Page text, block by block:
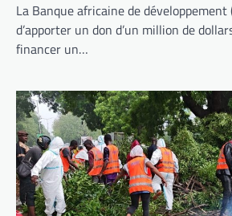
La Banque africaine de développement
d’apporter un don d’un million de
financer un…